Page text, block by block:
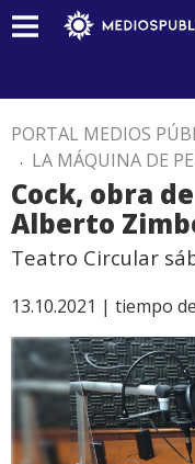
PORTAL MEDIOS
. LA MÁQUINA DE
Cock, obra
Alberto
Teatro Circular
13.10.2021 | tiempo